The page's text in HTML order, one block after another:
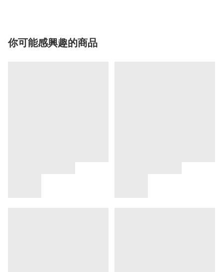
你可能感興趣的商品